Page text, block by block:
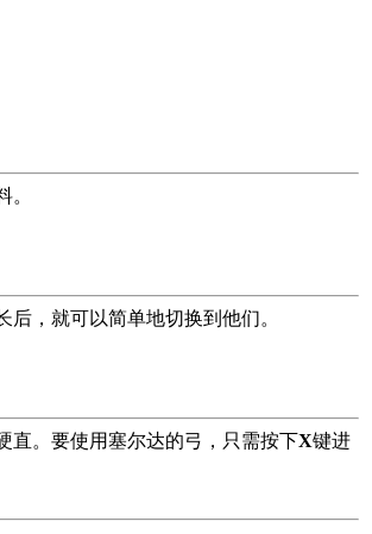
，就可以简单地切换到他们。
直。要使用塞尔达的弓，只需按下X键进